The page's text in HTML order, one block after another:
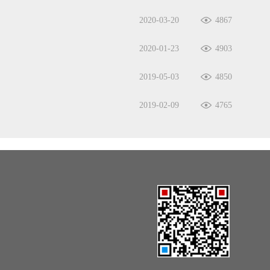
2020-03-20 4867
2020-01-23 4903
2019-05-03 4850
2019-02-09 4765